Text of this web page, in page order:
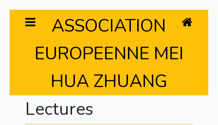
ASSOCIATION
EUROPEENNE MEI
HUA ZHUANG
Lectures